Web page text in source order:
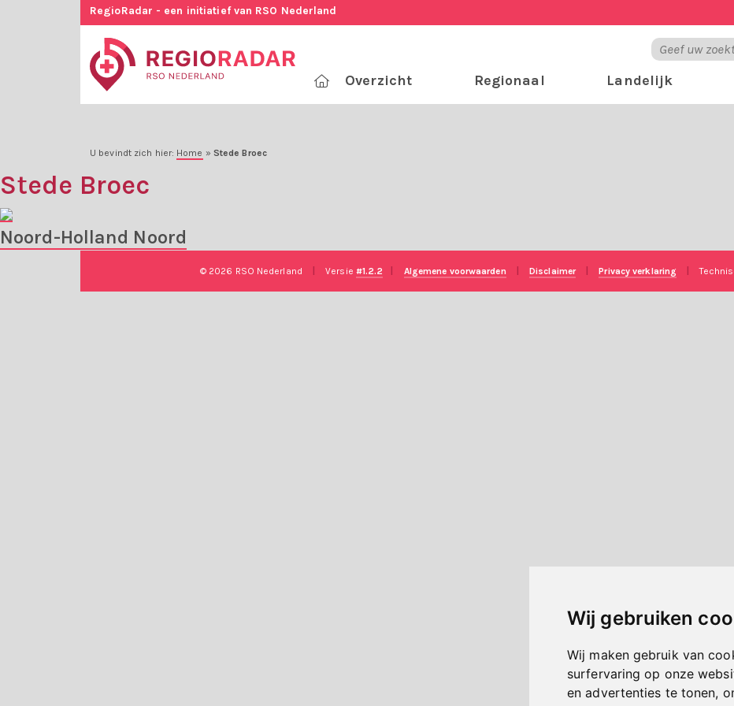
Wij gebruiken
Wij maken gebruik van
surfervaring op onze
en advertenties te tonen,
RegioRadar - een initiatief van RSO Nederland
Overzicht Regionaal Landelijk
U bevindt zich hier: Home » Stede Broec
Stede Broec
Noord-Holland Noord
© 2026 RSO Nederland Versie #1.2.2 Algemene voorwaarden Disclaimer Privacy verklaring